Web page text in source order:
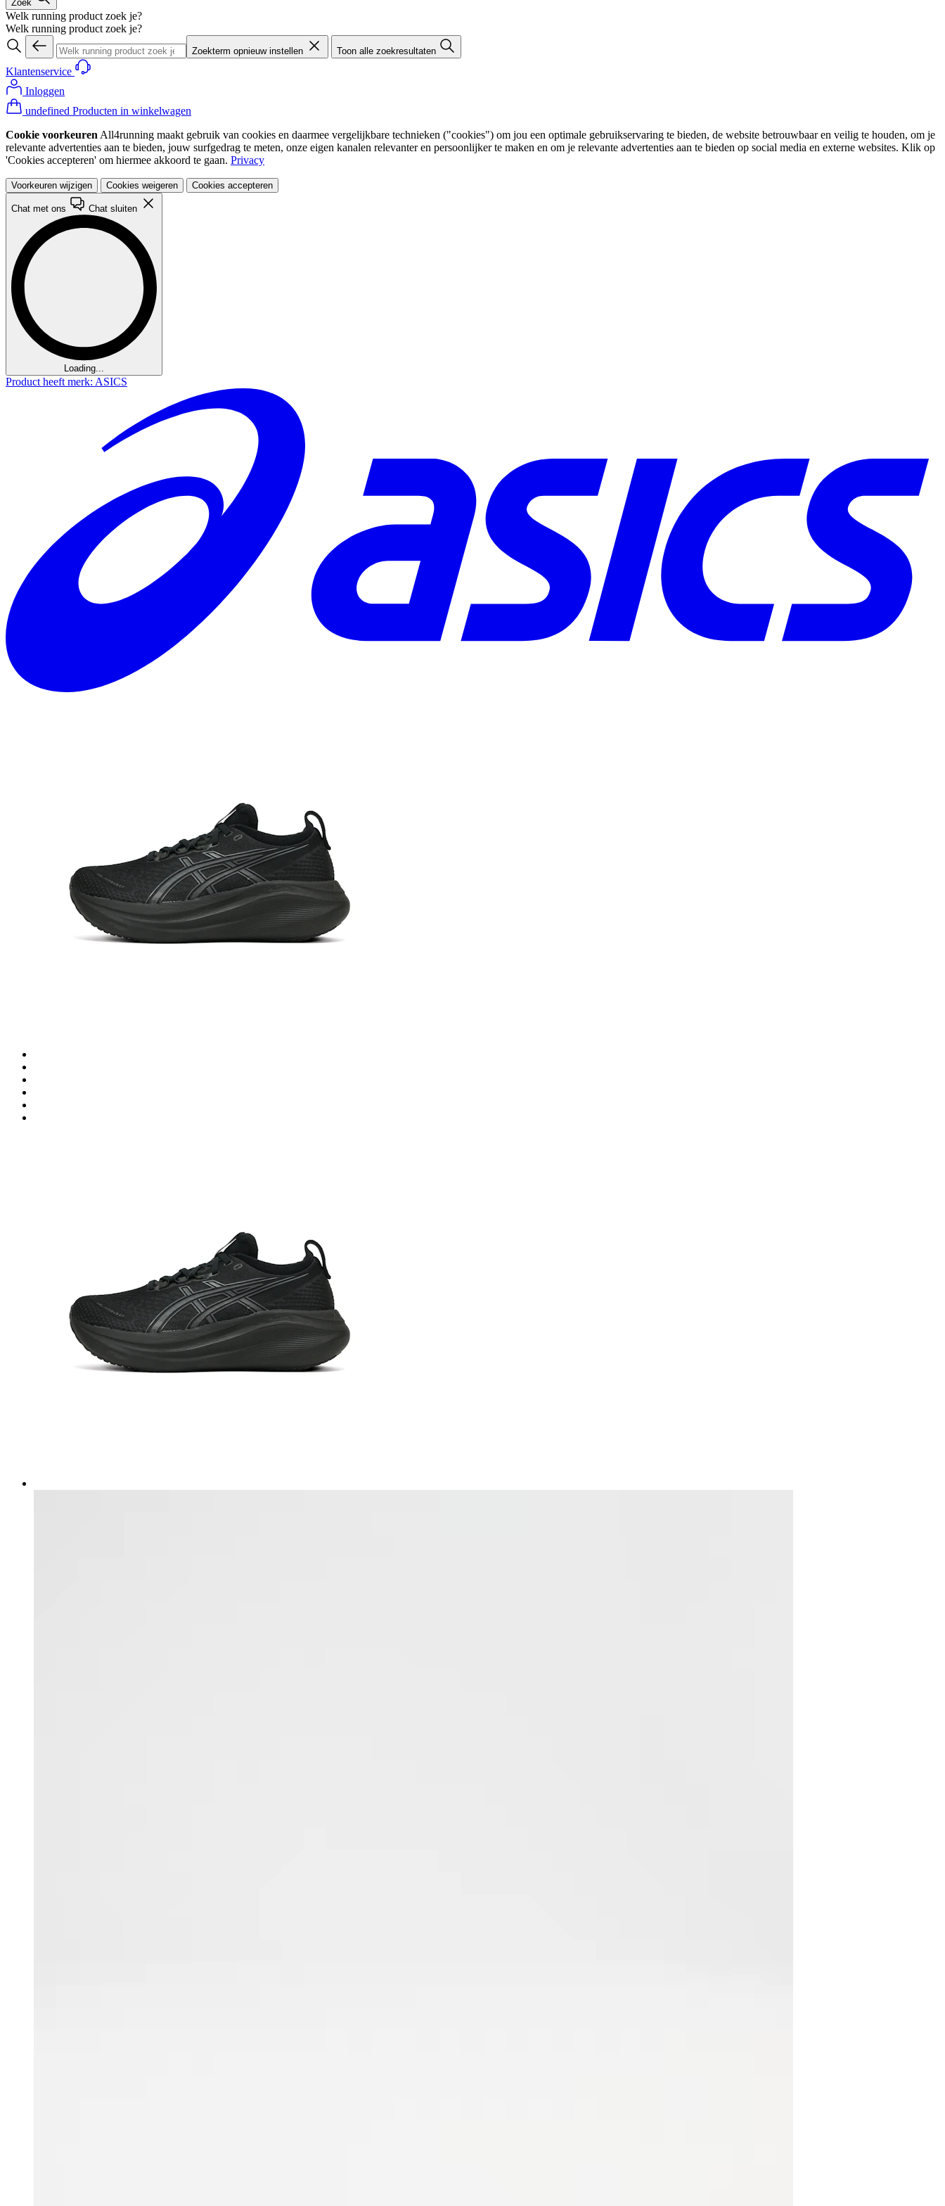
Zoek
Welk running product zoek je?
Welk running product zoek je?
Zoekterm opnieuw instellen Toon alle zoekresultaten
Klantenservice
Inloggen
undefined Producten in winkelwagen
Cookie voorkeuren All4running maakt gebruik van cookies en daarmee vergelijkbare technieken ("cookies") om jou een optimale gebruikservaring te bieden, de website betrouwbaar en veilig te houden, om je
relevante advertenties aan te bieden, jouw surfgedrag te meten, onze eigen kanalen relevanter en persoonlijker te maken en om je relevante advertenties aan te bieden op social media en externe websites. Klik op
'Cookies accepteren' om hiermee akkoord te gaan. Privacy
Voorkeuren wijzigen Cookies weigeren Cookies accepteren
Chat met ons Chat sluiten
Loading...
Product heeft merk: ASICS